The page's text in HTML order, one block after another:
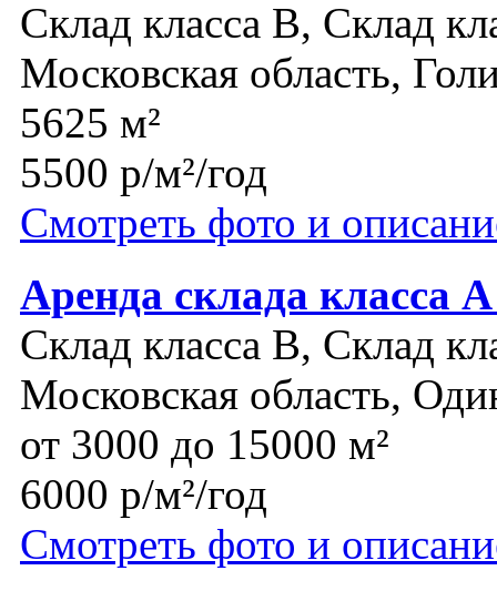
Склад класса B, Склад
Московская область,
5625 м²
5500 р/м²/год
Смотреть фото и
Аренда склада класса
Склад класса B, Склад
Московская область,
от 3000 до 15000 м²
6000 р/м²/год
Смотреть фото и